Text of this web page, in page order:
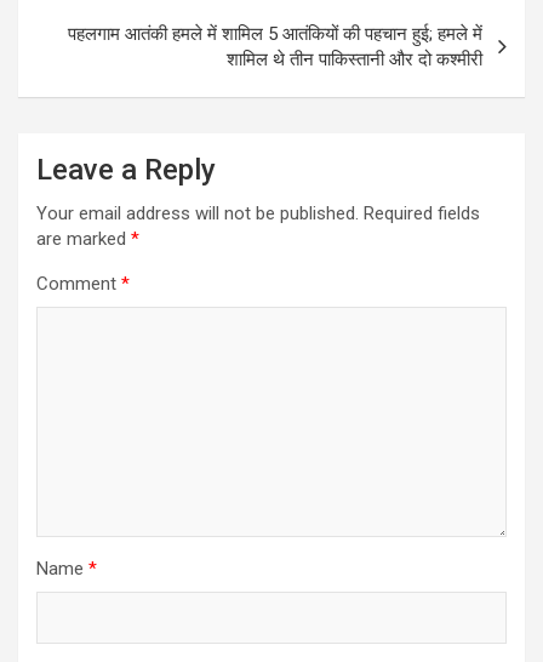
k
p
पहलगाम आतंकी हमले में शामिल 5 आतंकियों की पहचान हुई; हमले में
शामिल थे तीन पाकिस्तानी और दो कश्मीरी
Leave a Reply
Your email address will not be published. Required fields
are marked *
Comment *
Name *